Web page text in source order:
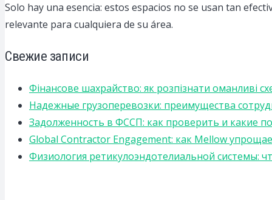
Solo hay una esencia: estos espacios no se usan tan
relevante para cualquiera de su área.
Свежие записи
Фінансове шахрайство: як розпізнати оманливі
Надежные грузоперевозки: преимущества
Задолженность в ФССП: как проверить и какие
Global Contractor Engagement: как Mellow
Физиология ретикулоэндотелиальной системы: